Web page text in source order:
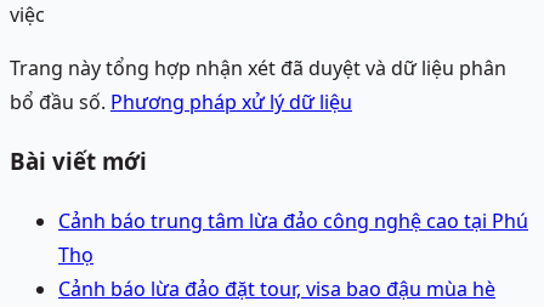
việc
Trang này tổng hợp nhận xét đã duyệt và dữ liệu phân
bổ đầu số. Phương pháp xử lý dữ liệu
Bài viết mới
Cảnh báo trung tâm lừa đảo công nghệ cao tại Phú
Thọ
Cảnh báo lừa đảo đặt tour, visa bao đậu mùa hè